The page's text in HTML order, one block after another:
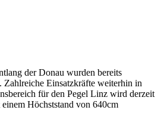
der Donau wurden bereits
Zahlreiche Einsatzkräfte weiterhin in
für den Pegel Linz wird derzeit
Höchststand von 640cm